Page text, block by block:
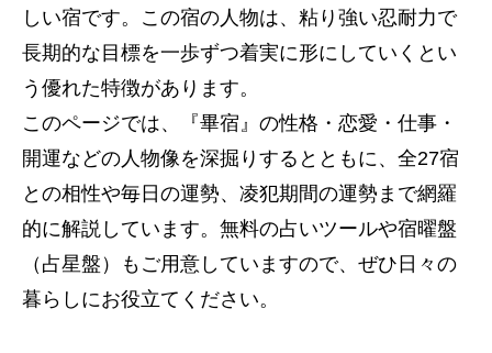
しい宿です。この宿の人物は、粘り強い忍耐力で
長期的な目標を一歩ずつ着実に形にしていくとい
う優れた特徴があります。
このページでは、『畢宿』の性格・恋愛・仕事・
開運などの人物像を深掘りするとともに、全27宿
との相性や毎日の運勢、凌犯期間の運勢まで網羅
的に解説しています。無料の占いツールや宿曜盤
（占星盤）もご用意していますので、ぜひ日々の
暮らしにお役立てください。